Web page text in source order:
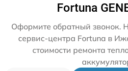
Fortuna
Оформите обратный звонок.
сервис-центра Fortuna в
стоимости ремонта